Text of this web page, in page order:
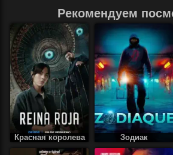
Рекомендуем
Красная королева Зодиак